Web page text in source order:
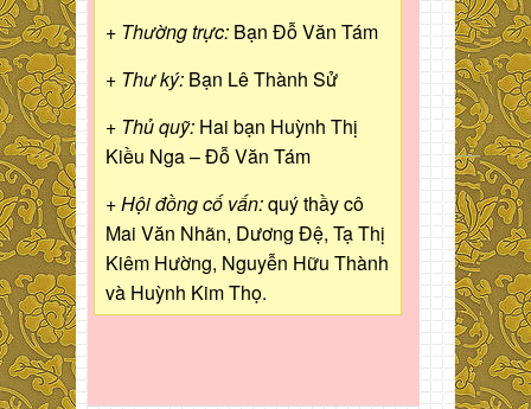
+ Thường trực: Bạn Đỗ Văn Tám
+ Thư ký: Bạn Lê Thành Sử
+ Thủ quỹ: Hai bạn Huỳnh Thị
Kiều Nga – Đỗ Văn Tám
+ Hội đồng cố vấn:quý thầy cô
Mai Văn Nhãn, Dương Đệ, Tạ Thị
Kiêm Hường, Nguyễn Hữu Thành
và Huỳnh Kim Thọ.